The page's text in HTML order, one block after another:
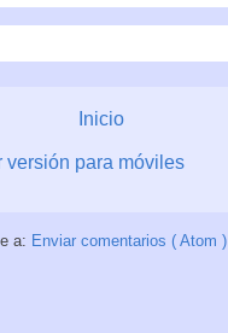
Inicio
versión para móviles
a: Enviar comentarios ( Atom )